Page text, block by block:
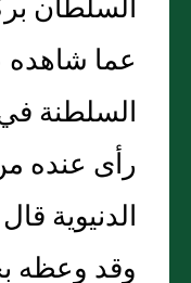
عما
السلطنة
رأى عنده
الدنيوية
وقد وعظه